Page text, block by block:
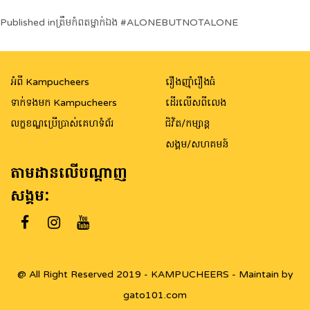
Post
navigation
Published inត្រឹមកំពតម្នាក់ឯង #ALONEBUTNOTALONE
អំពី Kampucheers
ទាក់ទងមក Kampucheers
លក្ខខណ្ឌប្រើប្រាស់គេហទំព័រ
រឿងញ៉ាំរឿងធំ
ដើរលើសពីលេង
ជិវិត/កម្សាន្ត
សង្គម/សហគមន៍
តាមដានលើបណ្តាញ
សង្គម:
@ All Right Reserved 2019 - KAMPUCHEERS - Maintain by
gato101.com